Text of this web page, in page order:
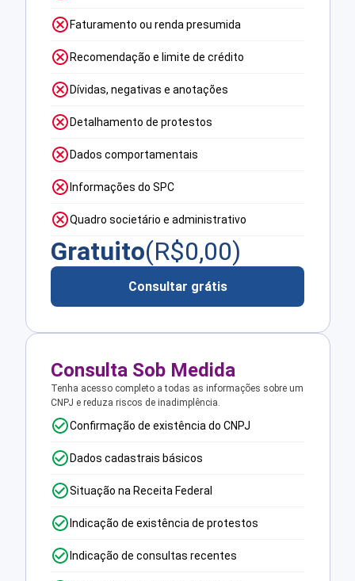
Faturamento ou renda presumida
Recomendação e limite de crédito
Dívidas, negativas e anotações
Detalhamento de protestos
Dados comportamentais
Informações do SPC
Quadro societário e administrativo
Gratuito(R$0,00)
Consultar grátis
Consulta Sob Medida
Tenha acesso completo a todas as informações sobre um
CNPJ e reduza riscos de inadimplência.
Confirmação de existência do CNPJ
Dados cadastrais básicos
Situação na Receita Federal
Indicação de existência de protestos
Indicação de consultas recentes